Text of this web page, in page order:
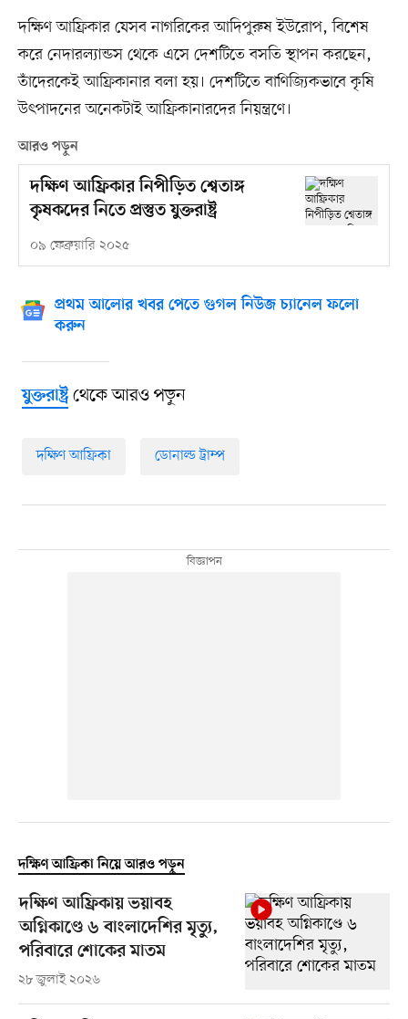
দক্ষিণ আফ্রিকার যেসব নাগরিকের আদিপুরুষ ইউরোপ, বিশেষ
করে নেদারল্যান্ডস থেকে এসে দেশটিতে বসতি স্থাপন করছেন,
তাঁদেরকেই আফ্রিকানার বলা হয়। দেশটিতে বাণিজ্যিকভাবে কৃষি
উৎপাদনের অনেকটাই আফ্রিকানারদের নিয়ন্ত্রণে।
আরও পড়ুন
দক্ষিণ আফ্রিকার নিপীড়িত শ্বেতাঙ্গ
কৃষকদের নিতে প্রস্তুত যুক্তরাষ্ট্র
০৯ ফেব্রুয়ারি ২০২৫
প্রথম আলোর খবর পেতে গুগল নিউজ চ্যানেল ফলো
করুন
যুক্তরাষ্ট্রথেকে আরও পড়ুন
দক্ষিণ আফ্রিকা ডোনাল্ড ট্রাম্প
দক্ষিণ আফ্রিকা নিয়ে আরও পড়ুন
দক্ষিণ আফ্রিকায় ভয়াবহ
অগ্নিকাণ্ডে ৬ বাংলাদেশির মৃত্যু,
পরিবারে শোকের মাতম
২৮ জুলাই ২০২৬